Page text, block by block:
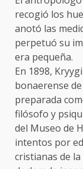
recogió los
anotó las
perpetuó su
era pequeña.
En 1898,
bonaerense
preparada
filósofo y
del Museo de
intentos por
cristianas de